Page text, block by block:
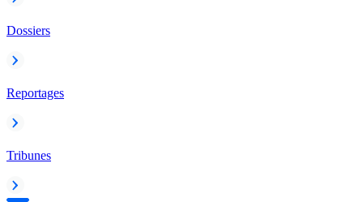
Dossiers
Reportages
Tribunes